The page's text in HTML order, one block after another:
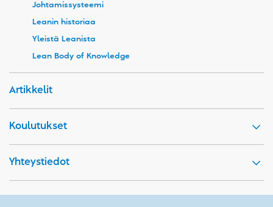
Johtamissysteemi
Leanin historiaa
Yleistä Leanista
Lean Body of Knowledge
Artikkelit
Koulutukset
Yhteystiedot